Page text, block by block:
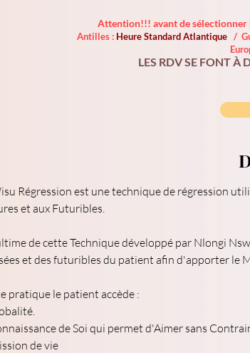
Attention!!! avant de sélectionner
Antilles : Heure Standard Atlantique /
LES RDV SE FONT À
Régression est une technique de régression
et aux Futuribles.
de cette Technique développé par Nlongi
et des futuribles du patient afin d'apporter le
pratique le patient accède :
de Soi qui permet d'Aimer sans
de vie